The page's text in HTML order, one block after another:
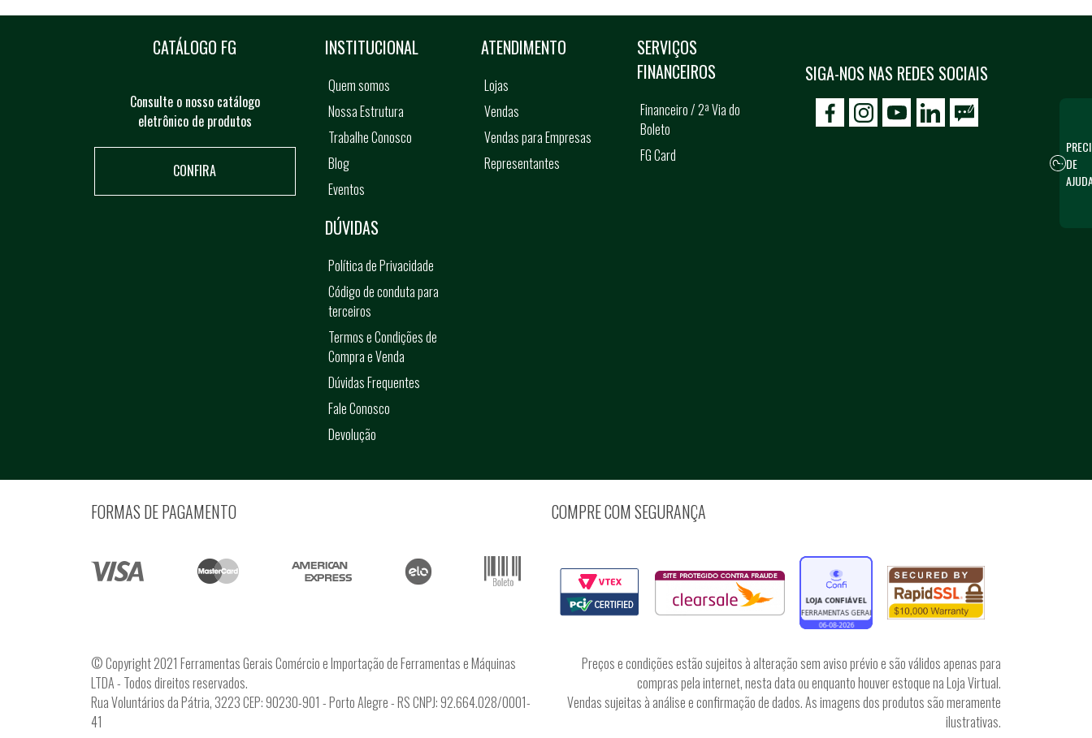
CATÁLOGO FG
Consulte o nosso catálogo
eletrônico de produtos
CONFIRA
SIGA-NOS NAS REDES SOCIAIS
icon-facebook
icon-social02icon-social03
INSTITUCIONAL
Quem somos
Nossa Estrutura
Trabalhe Conosco
Blog
Eventos
ATENDIMENTO
Lojas
Vendas
Vendas para Empresas
Representantes
SERVIÇOS
FINANCEIROS
Financeiro / 2ª Via do
Boleto
FG Card
DÚVIDAS
Política de Privacidade
Código de conduta para
terceiros
Termos e Condições de
Compra e Venda
Dúvidas Frequentes
Fale Conosco
Devolução
FORMAS DE PAGAMENTO COMPRE COM SEGURANÇA
© Copyright 2021 Ferramentas Gerais Comércio e Importação de Ferramentas e Máquinas
LTDA - Todos direitos reservados.
Rua Voluntários da Pátria, 3223 CEP: 90230-901 - Porto Alegre - RS CNPJ: 92.664.028/0001-
41
Preços e condições estão sujeitos à alteração sem aviso prévio e são válidos apenas para
compras pela internet, nesta data ou enquanto houver estoque na Loja Virtual.
Vendas sujeitas à análise e confirmação de dados. As imagens dos produtos são meramente
ilustrativas.
DE